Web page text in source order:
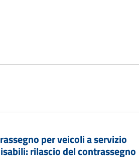
per veicoli a servizio
rilascio del contrassegno